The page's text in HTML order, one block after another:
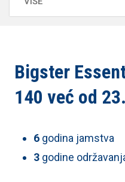
Bigster
140 već od
6 godina jamstva
3 godine